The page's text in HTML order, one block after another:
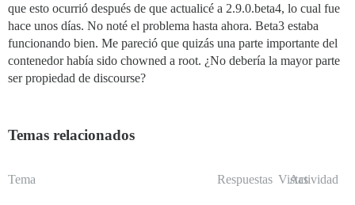
que esto ocurrió después de que actualicé a 2.9.0.beta4, lo cual fue
hace unos días. No noté el problema hasta ahora. Beta3 estaba
funcionando bien. Me pareció que quizás una parte importante del
contenedor había sido chowned a root. ¿No debería la mayor parte
ser propiedad de discourse?
Temas relacionados
Tema Respuestas Vistas
Actividad